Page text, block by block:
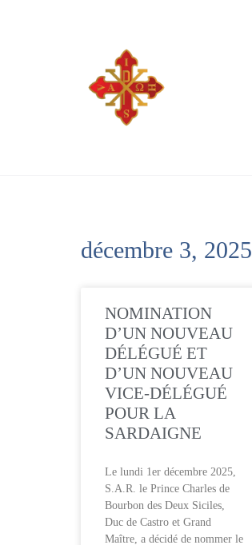
décembre 3, 2025
NOMINATION
D’UN NOUVEAU
DÉLÉGUÉ ET
D’UN NOUVEAU
VICE-DÉLÉGUÉ
POUR LA
SARDAIGNE
Le lundi 1er décembre 2025,
S.A.R. le Prince Charles de
Bourbon des Deux Siciles,
Duc de Castro et Grand
Maître, a décidé de nommer le